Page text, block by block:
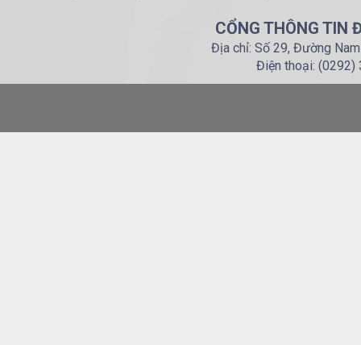
CỔNG THÔNG TIN
Địa chỉ: Số 29, Đường
Điện thoại: (0292)